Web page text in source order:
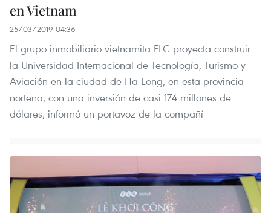
en Vietnam
25/03/2019 04:36
El grupo inmobiliario vietnamita FLC proyecta construir
la Universidad Internacional de Tecnología, Turismo y
Aviación en la ciudad de Ha Long, en esta provincia
norteña, con una inversión de casi 174 millones de
dólares, informó un portavoz de la compañí